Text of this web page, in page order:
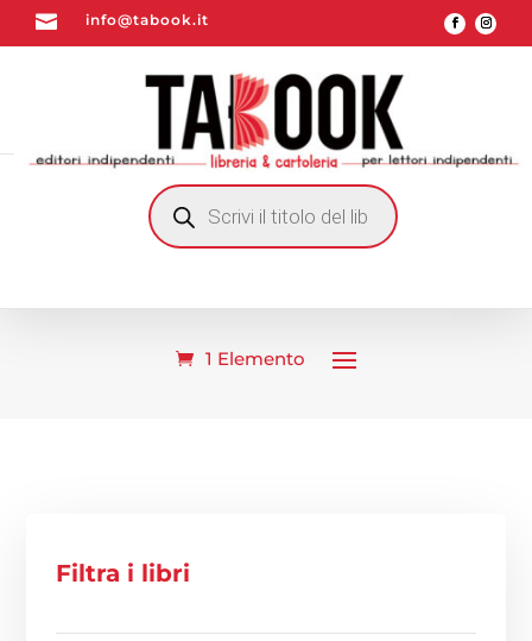
 info@tabook.it
RICERCA
PRODOTTI
1 Elemento
Filtra i libri